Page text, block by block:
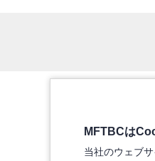
MFTBCは
当社のウェブ